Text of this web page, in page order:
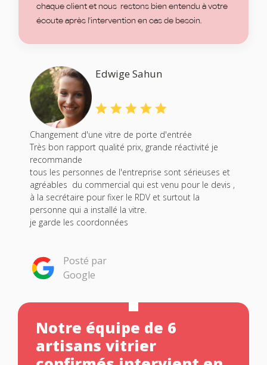
chaque client et nous restons bien entendu à votre
écoute après l'intervention en cas de besoin.
Edwige Sahun
Changement d'une vitre de porte d'entrée
Très bon rapport qualité prix, grande réactivité je
recommande
tous les personnes de l'entreprise sont sérieuses et
agréables du commercial qui est venu pour le devis ,
à la secrétaire pour fixer le RDV et surtout la
personne qui a installé la vitre.
je garde les coordonnées
Posté par
Google
Notre équipe de 6
artisans vitrier